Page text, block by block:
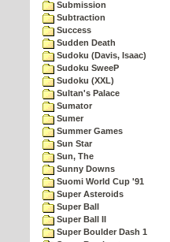
Submission
Subtraction
Success
Sudden Death
Sudoku (Davis, Isaac)
Sudoku SweeP
Sudoku (XXL)
Sultan's Palace
Sumator
Sumer
Summer Games
Sun Star
Sun, The
Sunny Downs
Suomi World Cup '91
Super Asteroids
Super Ball
Super Ball II
Super Boulder Dash 1